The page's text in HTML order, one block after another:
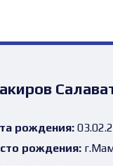
рождения:
рождения: